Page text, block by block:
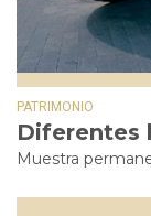
PATRIMONIO
Diferentes
Muestra